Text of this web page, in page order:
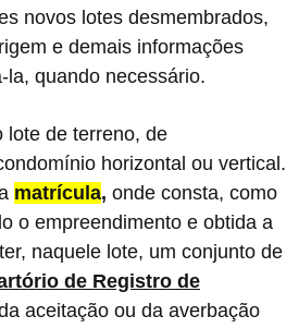
novos lotes desmembrados,
e demais informações
la, quando necessário.
lote de terreno, de
horizontal ou vertical.
matrícula, onde consta, como
o empreendimento e obtida a
naquele lote, um conjunto de
de Registro de
aceitação ou da averbação